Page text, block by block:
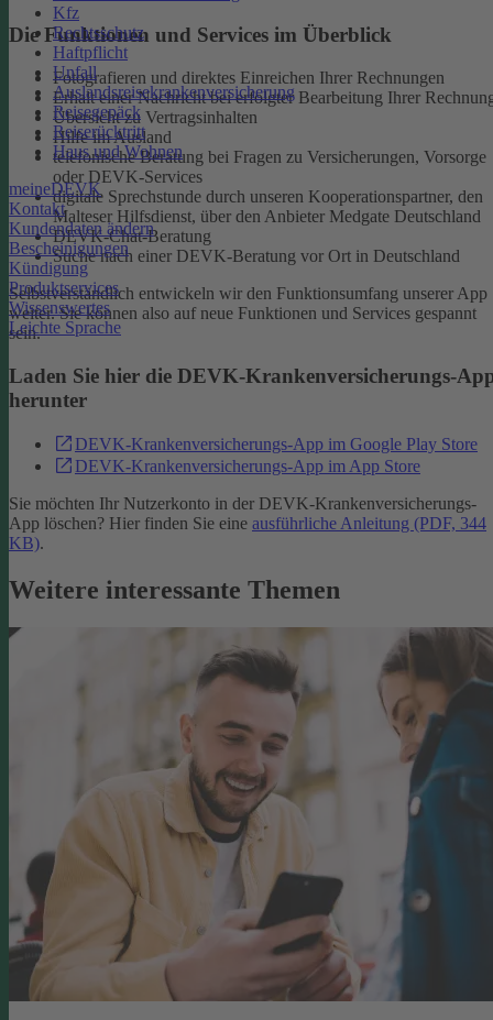
Kfz
Rechtsschutz
Haftpflicht
Unfall
Auslandsreisekrankenversicherung
Reisegepäck
Reiserücktritt
Haus und Wohnen
meineDEVK
Kontakt
Kundendaten ändern
Bescheinigungen
Kündigung
Produktservices
Wissenswertes
Leichte Sprache
Die Funktionen und Services im Überblick
Fotografieren und direktes Einreichen Ihrer Rechnungen
Erhalt einer Nachricht bei erfolgter Bearbeitung Ihrer
Übersicht zu Vertragsinhalten
Hilfe im Ausland
telefonische Beratung bei Fragen zu Versicherungen, Vorsorge
oder DEVK-Services
digitale Sprechstunde durch unseren Kooperationspartner, den
Malteser Hilfsdienst, über den Anbieter Medgate Deutschland
DEVK-Chat-Beratung
Suche nach einer DEVK-Beratung vor Ort in Deutschland
Selbstverständlich entwickeln wir den Funktionsumfang unserer App
weiter. Sie können also auf neue Funktionen und Services gespannt
sein.
Laden Sie hier die DEVK-Krankenversicherungs-
herunter
DEVK-Krankenversicherungs-App im Google Play Store
DEVK-Krankenversicherungs-App im App Store
Sie möchten Ihr Nutzerkonto in der DEVK-Krankenversicherungs-
App löschen? Hier finden Sie eine ausführliche Anleitung (PDF, 344
KB).
Weitere interessante Themen